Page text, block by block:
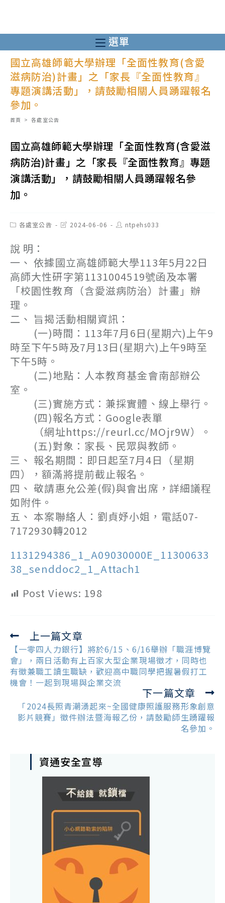
至
主
內
選單
國立高雄師範大學辦理「全面性教育(含愛
滋病防治)計畫」之「家長『全面性教育』
專題演講活動」，請鼓勵相關人員踴躍報名
參加。
首頁 > 各處室公告
國立高雄師範大學辦理「全面性教育(含愛滋
病防治)計畫」之「家長『全面性教育』專題
演講活動」，請鼓勵相關人員踴躍報名參
加。
Post各處室公告
Post2024-06-06
Post
author:
ntpehs033
說 明：
一、 依據國立高雄師範大學113年5月22日
高師大性研字第1131004519號函及本署
「校園性教育（含愛滋病防治）計畫」辦
理。
二、 旨揭活動相關資訊：
(一)時間：113年7月6日(星期六)上午9
時至下午5時及7月13日(星期六)上午9時至
下午5時。
(二)地點：人本教育基金會南部辦公
室。
(三)實施方式：兼採實體、線上舉行。
(四)報名方式：Google表單
（網址https://reurl.cc/MOjr9W）。
(五)對象：家長、民眾與教師。
三、 報名期間：即日起至7月4日（星期
四），額滿將提前截止報名。
四、 敬請惠允公差(假)與會出席，詳細議程
如附件。
五、 本案聯絡人：劉貞妤小姐，電話07-
7172930轉2012
1131294386_1_A09030000E_11300633
38_senddoc2_1_Attach1
Post Views: 198
Read
more
articles
上一篇文章
【一零四人力銀行】將於6/15、6/16舉辦「職涯博覽
會」，兩日活動有上百家大型企業現場徵才，同時也
有徵兼職工讀生職缺，歡迎高中職同學把握暑假打工
機會！一起到現場與企業交流
下一篇文章
「2024長照青潮湧起來~全國健康照護服務形象創意
影片競賽」徵件辦法暨海報乙份，請鼓勵師生踴躍報
名參加。
資通安全宣導